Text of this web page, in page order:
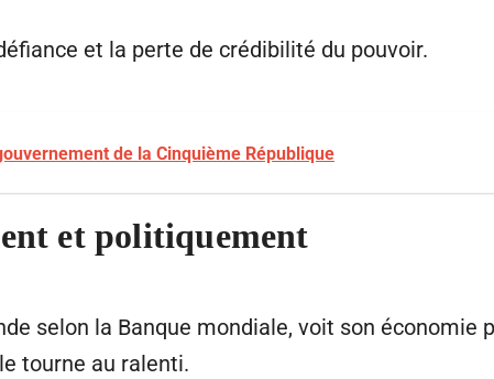
et la perte de crédibilité du pouvoir.
de la Cinquième République
et politiquement
selon la Banque mondiale, voit son
tourne au ralenti.